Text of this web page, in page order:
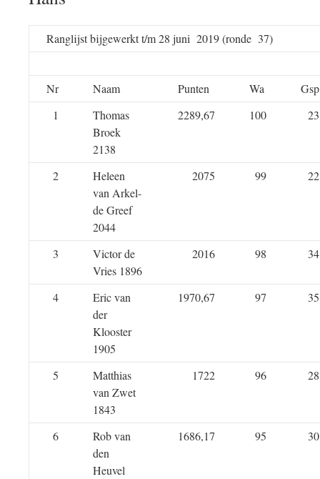
Ranglijst bijgewerkt t/m 28 juni 2019 (ronde 37)
Nr Naam Punten Wa
Gsp
1
Thomas
Broek
2138
2289,67 100 23
2
Heleen
van Arkel-
de Greef
2044
2075 99 22
3
Victor de
Vries 1896
2016 98 34
4
Eric van
der
Klooster
1905
1970,67 97 35
5
Matthias
van Zwet
1843
1722 96 28
6
Rob van
den
Heuvel
1686,17 95 30